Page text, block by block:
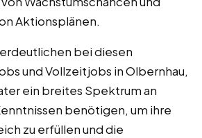
Aktionsplänen.
bei diesen
und Vollzeitjobs in Olbernhau,
ein breites Spektrum an
benötigen, um ihre
zu erfüllen und die